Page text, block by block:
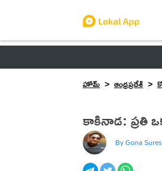
హోమ్
ఆంధ్రప్రదేశ్
కాకినాడ: ప్రతి
By Gona